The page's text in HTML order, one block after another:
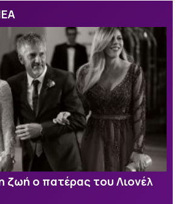
ζωή ο πατέρας του Λιονέλ